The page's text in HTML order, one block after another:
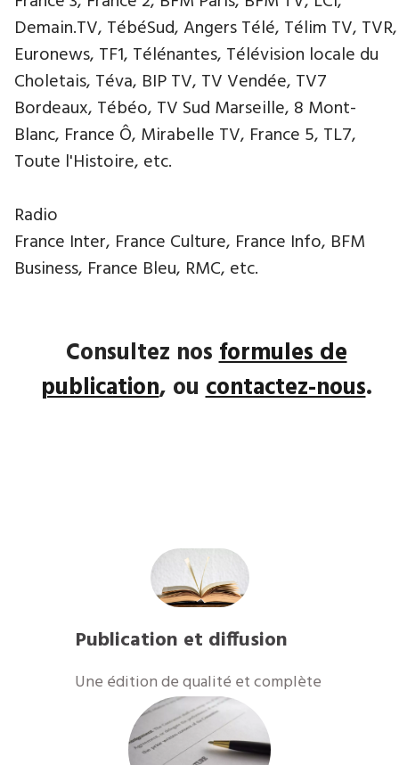
Demain.TV, TébéSud, Angers Télé, Télim TV, TVR,
Euronews, TF1, Télénantes, Télévision locale du
Choletais, Téva, BIP TV, TV Vendée, TV7
Bordeaux, Tébéo, TV Sud Marseille, 8 Mont-
Blanc, France Ô, Mirabelle TV, France 5, TL7,
Toute l'Histoire, etc.
Radio
France Inter, France Culture, France Info, BFM
Business, France Bleu, RMC, etc.
Consultez nosformules de
publication, oucontactez-nous.
Publication et diffusion
​Une édition de qualité et complète